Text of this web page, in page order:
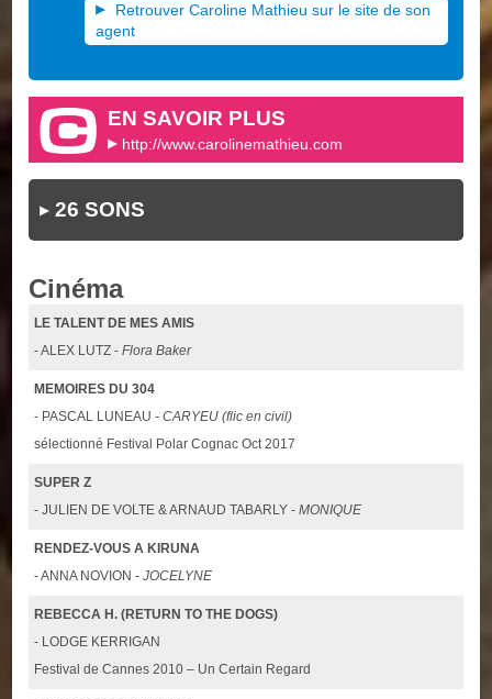
Retrouver Caroline Mathieu sur le site de son
agent
EN SAVOIR PLUS
http://www.carolinemathieu.com
26 SONS
Cinéma
LE TALENT DE MES AMIS
- ALEX LUTZ -Flora Baker
MEMOIRES DU 304
- PASCAL LUNEAU -CARYEU (flic en civil)
sélectionné Festival Polar Cognac Oct 2017
SUPER Z
- JULIEN DE VOLTE & ARNAUD TABARLY -MONIQUE
RENDEZ-VOUS A KIRUNA
- ANNA NOVION -JOCELYNE
REBECCA H. (RETURN TO THE DOGS)
- LODGE KERRIGAN
Festival de Cannes 2010 – Un Certain Regard